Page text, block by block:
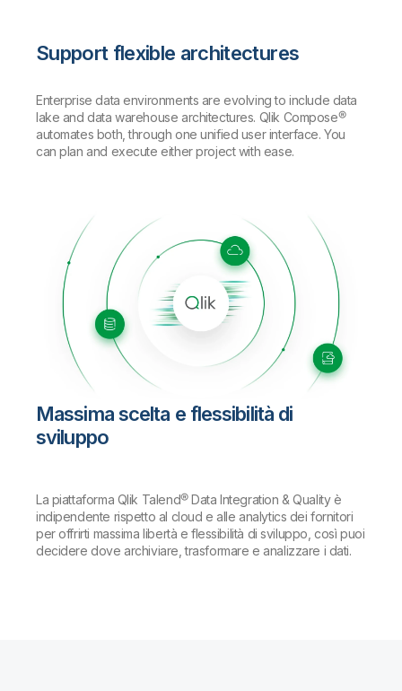
Support flexible architectures
Enterprise data environments are evolving to include data
lake and data warehouse architectures. Qlik Compose®
automates both, through one unified user interface. You
can plan and execute either project with ease.
Massima scelta e flessibilità di
sviluppo
La piattaforma Qlik Talend® Data Integration & Quality è
indipendente rispetto al cloud e alle analytics dei fornitori
per offrirti massima libertà e flessibilità di sviluppo, così puoi
decidere dove archiviare, trasformare e analizzare i dati.